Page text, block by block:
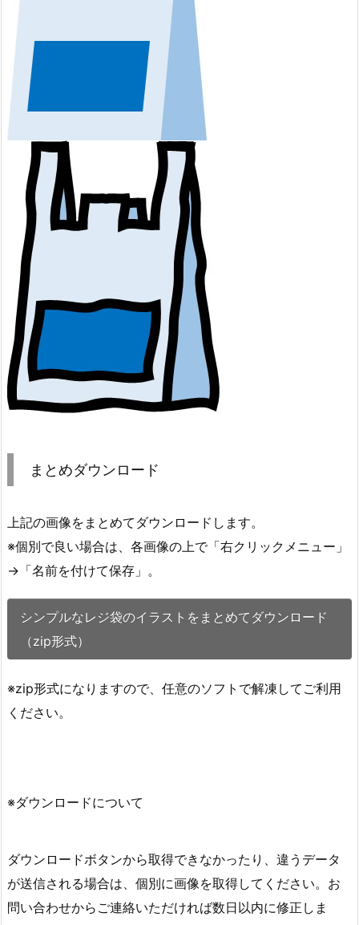
まとめダウンロード
上記の画像をまとめてダウンロードします。
※個別で良い場合は、各画像の上で「右クリックメニュー」
→「名前を付けて保存」。
シンプルなレジ袋のイラストをまとめてダウンロード
（zip形式）
※zip形式になりますので、任意のソフトで解凍してご利用
ください。
※ダウンロードについて
ダウンロードボタンから取得できなかったり、違うデータ
が送信される場合は、個別に画像を取得してください。お
問い合わせからご連絡いただければ数日以内に修正しま